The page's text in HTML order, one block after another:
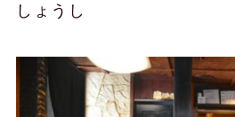
しょうし